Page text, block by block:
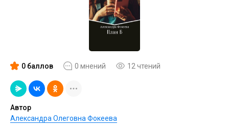
0 баллов 0 мнений 12 чтений
Автор
Александра Олеговна Фокеева